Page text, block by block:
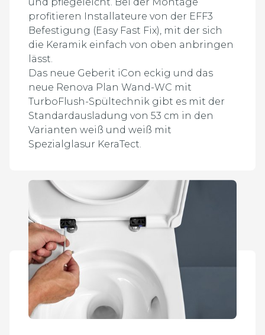
profitieren Installateure von der EFF3
Befestigung (Easy Fast Fix), mit der sich
die Keramik einfach von oben anbringen
lässt.
Das neue Geberit iCon eckig und das
neue Renova Plan Wand-WC mit
TurboFlush-Spültechnik gibt es mit der
Standardausladung von 53 cm in den
Varianten weiß und weiß mit
Spezialglasur KeraTect.